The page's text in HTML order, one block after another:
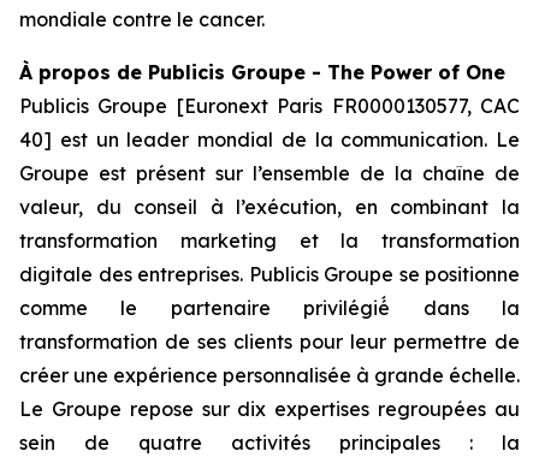
mondiale contre le cancer.
À propos de Publicis Groupe - The Power of One
Publicis Groupe [Euronext Paris FR0000130577, CAC
40] est un leader mondial de la communication. Le
Groupe est présent sur l’ensemble de la chaîne de
valeur, du conseil à l’exécution, en combinant la
transformation marketing et la transformation
digitale des entreprises. Publicis Groupe se positionne
comme le partenaire privilégié́ dans la
transformation de ses clients pour leur permettre de
créer une expérience personnalisée à grande échelle.
Le Groupe repose sur dix expertises regroupées au
sein de quatre activités principales : la